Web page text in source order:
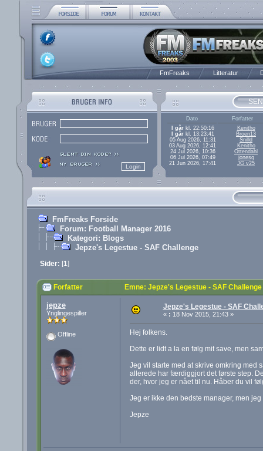
FmFreaks Litteratur
Dato
Forfatter
I gårkl. 22:50:16
Kenitho
I gårkl. 13:23:41
Broen13
05 Aug 2026, 11:31
Snilld
03 Aug 2026, 12:41
Kenitho
24 Jul 2026, 10:36
Ottendahl
06 Jul 2026, 07:49
jonesg
21 Jun 2026, 17:41
JG v25
FmFreaks Forside
Forum: Football Manager 2016
Kategori: Blogs
Jepze's Legestue - SAF Challenge
Sider: [1]
Forfatter Emne: Jepze's Legestue - SAF
jepze
Ynglingespiller
Offline
Jepze's Legestue - SAF
« : 18 Nov 2015, 21:43 »
Hej folkens.
Dette er lidt a la en følg mit save, men
Jeg vil starte med at skrive omkring med
allerede har færdiggjort det første step.
der, hvor jeg er nået til nu. Håber du vil
Jeg er ikke den bedste manager, men
Jepze